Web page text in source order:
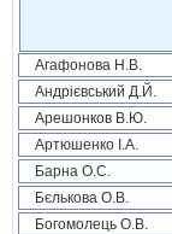
Агафонова Н.В.
Андрієвський Д.Й.
Арешонков В.Ю.
Артюшенко І.А.
Барна О.С.
Бєлькова О.В.
Богомолець О.В.